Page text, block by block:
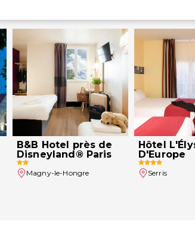
B&B Hotel près de
Disneyland® Paris
Magny-le-Hongre
Hôtel
D'Europe
Serris